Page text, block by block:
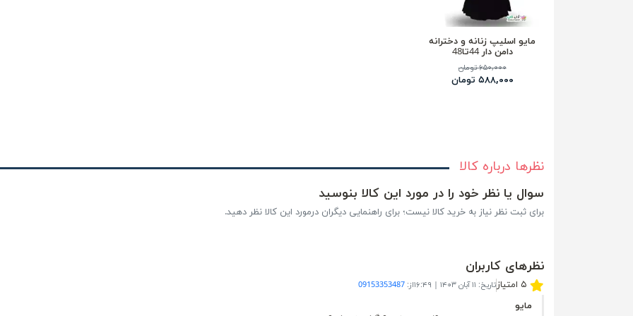
مایو اسلیپ زنانه و دخترانه
دامن دار 44تا48
۶۵۰,۰۰۰ تومان
۵۸۸,۰۰۰ تومان
نظرها درباره کالا
سوال یا نظر خود را در مورد این کالا بنوسید
برای ثبت نظر نیاز به خرید کالا نیست؛ برای راهنمایی دیگران درمورد این کالا نظر دهید.
نظر‎های کاربران
۵ امتیاز تاریخ: ۱۱ آبان ۱۴۰۳ | ۱۶:۴۹ از: 09153353487
مایو